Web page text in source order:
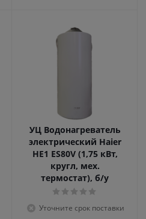
УЦ Водонагреватель
электрический Haier
HE1 ES80V (1,75 кВт,
кругл, мех.
термостат), б/у
Уточните срок поставки